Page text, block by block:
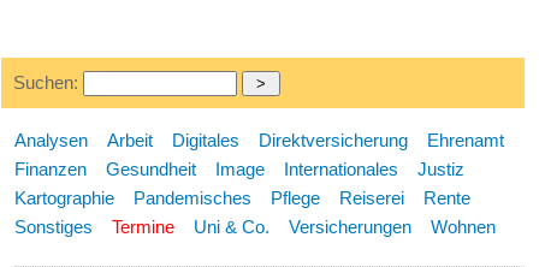
Suchen:
Analysen Arbeit Digitales Direktversicherung
Ehrenamt
Finanzen
Gesundheit Image Internationales
Justiz
Kartographie
Pandemisches Pflege Reiserei
Rente
Sonstiges
Termine Uni & Co. Versicherungen Wohnen